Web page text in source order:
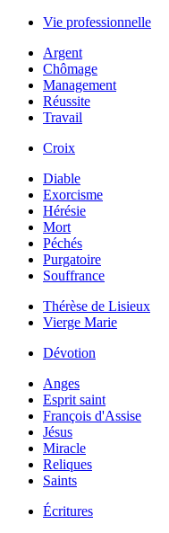
Vie professionnelle
Argent
Chômage
Management
Réussite
Travail
Croix
Diable
Exorcisme
Hérésie
Mort
Péchés
Purgatoire
Souffrance
Thérèse de Lisieux
Vierge Marie
Dévotion
Anges
Esprit saint
François d'Assise
Jésus
Miracle
Reliques
Saints
Écritures